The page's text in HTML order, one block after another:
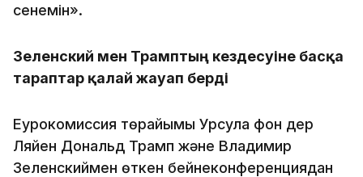
сенемін».
Зеленский мен Трамптың кездесуіне басқа
тараптар қалай жауап берді
Еурокомиссия төрайымы Урсула фон дер
Ляйен Дональд Трамп және Владимир
Зеленскиймен өткен бейнеконференциядан